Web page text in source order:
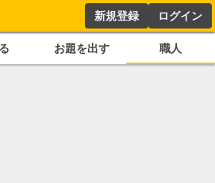
新規登録 ログイン
お題を出す 職人